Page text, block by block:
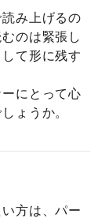
み上げるの
のは緊張し
て形に残す
にとって心
ょうか。
方は、パー